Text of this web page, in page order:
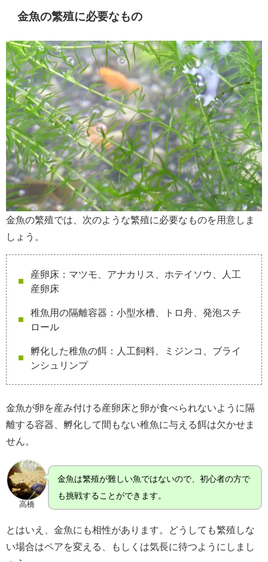
金魚の繁殖に必要なもの
金魚の繁殖では、次のような繁殖に必要なものを用意しま
しょう。
産卵床：マツモ、アナカリス、ホテイソウ、人工
産卵床
稚魚用の隔離容器：小型水槽、トロ舟、発泡スチ
ロール
孵化した稚魚の餌：人工飼料、ミジンコ、ブライ
ンシュリンプ
金魚が卵を産み付ける産卵床と卵が食べられないように隔
離する容器、孵化して間もない稚魚に与える餌は欠かせま
せん。
高橋
金魚は繁殖が難しい魚ではないので、初心者の方で
も挑戦することができます。
とはいえ、金魚にも相性があります。どうしても繁殖しな
い場合はペアを変える、もしくは気長に待つようにしまし